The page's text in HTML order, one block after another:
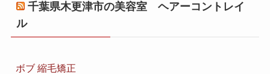
千葉県木更津市の美容室 ヘアーコントレイ
ル
ボブ 縮毛矯正